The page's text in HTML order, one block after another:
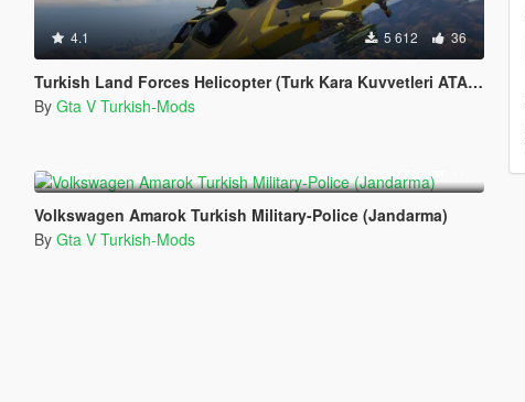
4.1 5 612 36
Turkish Land Forces Helicopter (Turk Kara Kuvvetleri ATAK-129)
4.83 1 997 11
Volkswagen Amarok Turkish Military-Police (Jandarma)